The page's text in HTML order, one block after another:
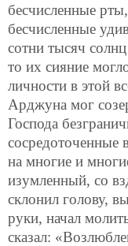
бесчисленные
бесчисленные
сотни тысяч
то их сияние
личности в этой
Арджуна мог
Господа
сосредоточенные
на многие и
изумленный, со
склонил голову,
руки, начал
сказал: